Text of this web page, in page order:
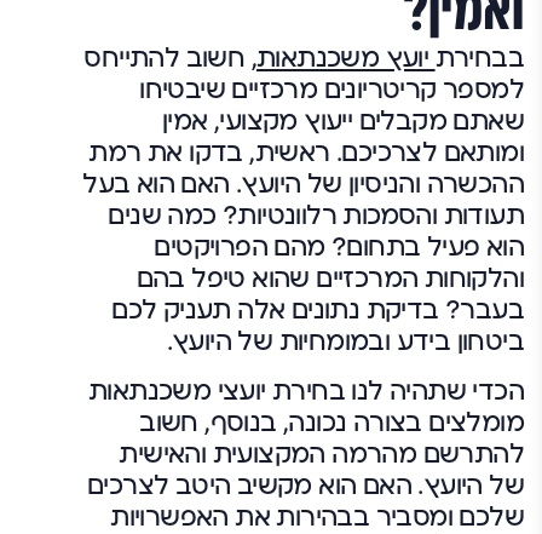
בבחירת יועץ משכנתאות, חשוב להתייחס
למספר קריטריונים מרכזיים שיבטיחו
שאתם מקבלים ייעוץ מקצועי, אמין
ומותאם לצרכיכם. ראשית, בדקו את רמת
ההכשרה והניסיון של היועץ. האם הוא בעל
תעודות והסמכות רלוונטיות? כמה שנים
הוא פעיל בתחום? מהם הפרויקטים
והלקוחות המרכזיים שהוא טיפל בהם
בעבר? בדיקת נתונים אלה תעניק לכם
ביטחון בידע ובמומחיות של היועץ.
הכדי שתהיה לנו בחירת יועצי משכנתאות
מומלצים בצורה נכונה, בנוסף, חשוב
להתרשם מהרמה המקצועית והאישית
של היועץ. האם הוא מקשיב היטב לצרכים
שלכם ומסביר בבהירות את האפשרויות